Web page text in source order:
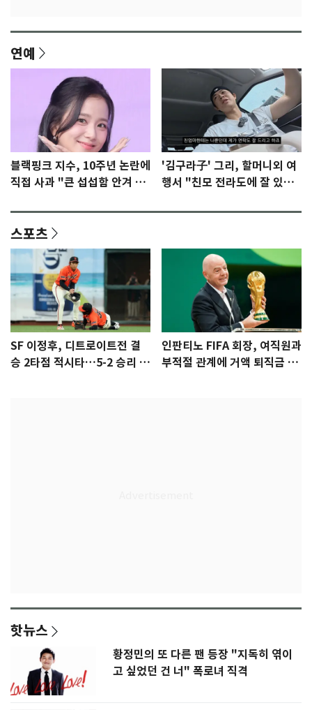
연예
블랙핑크 지수, 10주년 논란에
직접 사과 "큰 섭섭함 안겨 미
'김구라子' 그리, 할머니외 여
행서 "친모 전라도에 잘 있
스포츠
SF 이정후, 디트로이트전 결
승 2타점 적시타…5-2 승리 견
인판티노 FIFA 회장, 여직원과
부적절 관계에 거액 퇴직금 지
핫뉴스
황정민의 또 다른 팬 등장 "지독히 엮이
고 싶었던 건 너" 폭로녀 직격